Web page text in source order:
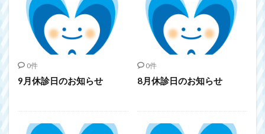
0件
9月休診日のお知らせ
0件
8月休診日のお知らせ